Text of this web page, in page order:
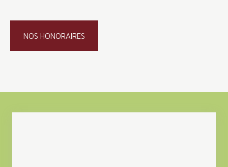
NOS HONORAIRES